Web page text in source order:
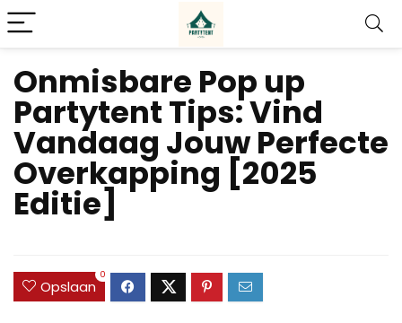
Onmisbare Pop up
Partytent Tips: Vind
Vandaag Jouw Perfecte
Overkapping [2025
Editie]
Opslaan
0